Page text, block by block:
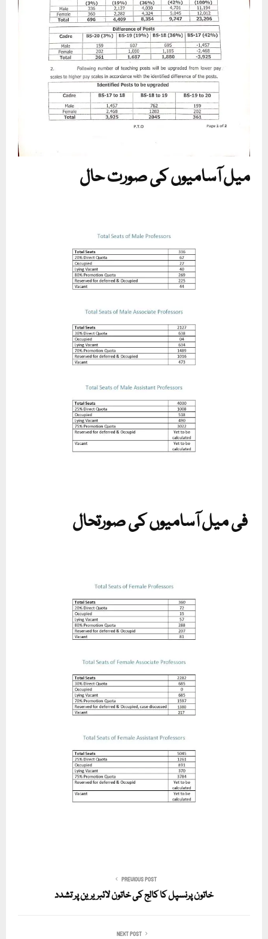
میل آسامیوں کی صورت حال
PREVIOUS POST
خاتون پرنسپل کا کالج کی خاتون لائبریرین پر تشدد
NEXT POST